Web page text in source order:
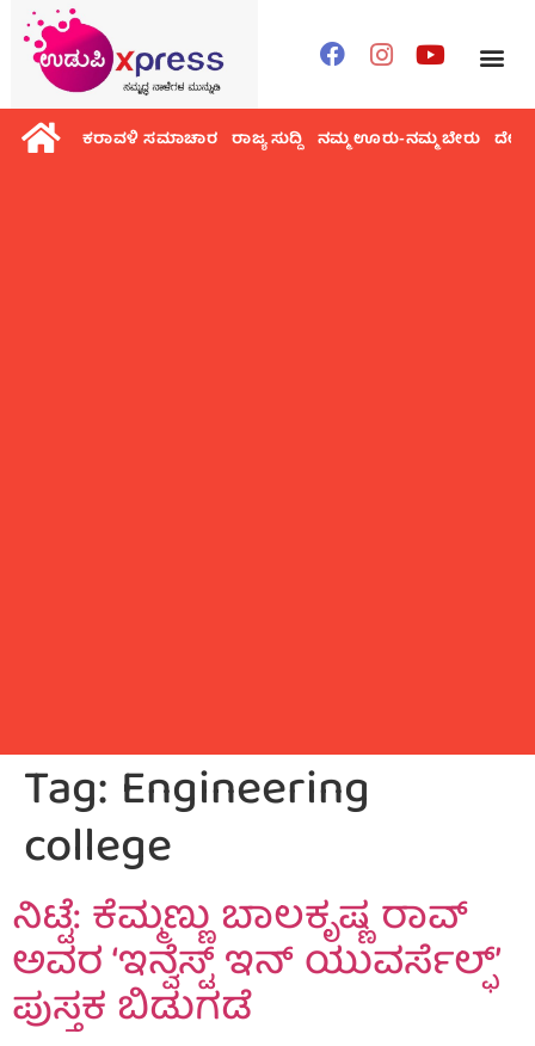
ಕರಾವಳಿ ಸಮಾಚಾರ ರಾಜ್ಯ ಸುದ್ದಿ ನಮ್ಮ ಊರು-ನಮ್ಮ ಬೇರು ದೇಶ
Tag: Engineering
college
ನಿಟ್ಟೆ: ಕೆಮ್ಮಣ್ಣು ಬಾಲಕೃಷ್ಣ ರಾವ್
ಅವರ ‘ಇನ್ವೆಸ್ಟ್ ಇನ್ ಯುವರ್ಸೆಲ್ಫ್’
ಪುಸ್ತಕ ಬಿಡುಗಡೆ